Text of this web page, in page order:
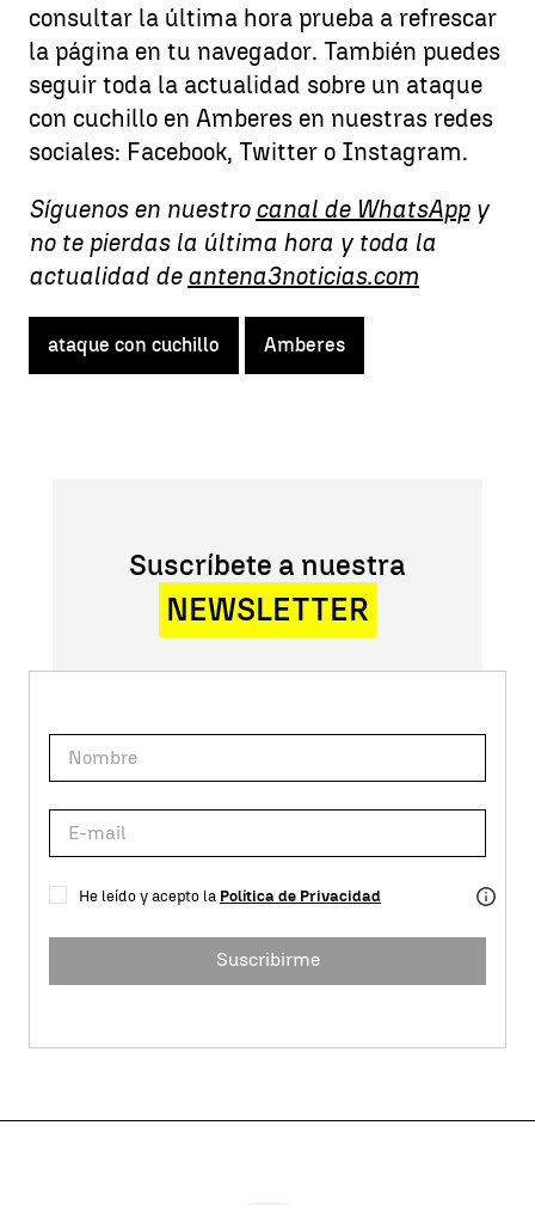
consultar la última hora prueba a refrescar
la página en tu navegador. También puedes
seguir toda la actualidad sobre un ataque
con cuchillo en Amberes en nuestras redes
sociales: Facebook, Twitter o Instagram.
Síguenos en nuestro canal de WhatsAppy
no te pierdas la última hora y toda la
actualidad de antena3noticias.com
ataque con cuchillo Amberes
Suscríbete a nuestra
NEWSLETTER
He leído y acepto la Política de Privacidad
Suscribirme